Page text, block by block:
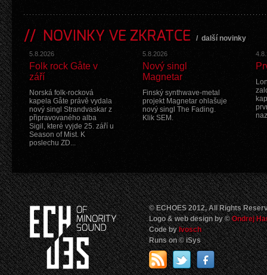
NOVINKY VE ZKRATCE / další novinky
5.8.2026
Folk rock Gåte v
září
Norská folk-rocková
kapela Gåte právě vydala
nový singl Strandvaskar z
připravovaného alba
Sigil, které vyjde 25. září u
Season of Mist. K
poslechu ZD...
5.8.2026
Nový singl
Magnetar
Finský synthwave-metal
projekt Magnetar ohlašuje
nový singl The Fading.
Klik SEM.
© ECHOES 2012, All Rights
Logo & web design by ©Ondrej
Code byIvosch
Runs on © iSys